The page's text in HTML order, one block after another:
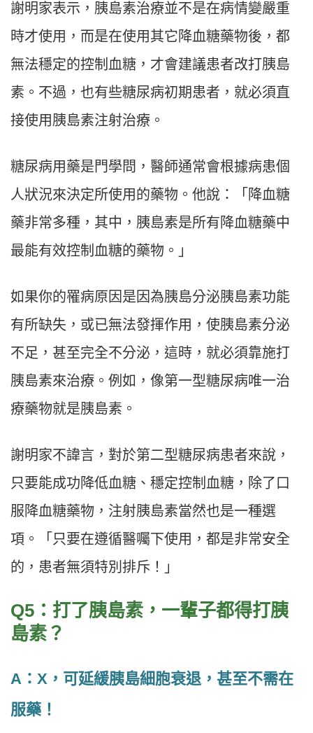
謝明家表示，胰島素治療並不是在病情變嚴重
時才使用，而是在使用其它降血糖藥物後，都
無法穩定的控制血糖，才會建議患者改打胰島
素。不過，也有些糖尿病初期患者，就必須直
接使用胰島素注射治療。
糖尿病用藥是門學問，醫師通常會根據病患個
人狀況來決定所使用的藥物。他說：「降血糖
藥非常多種，其中，胰島素是所有降血糖藥中
最能有效控制血糖的藥物。」
如果你的罹病原因是因為胰島分泌胰島素功能
有所缺失，或已無法發揮作用，使胰島素分泌
不足，甚至完全不分泌，這時，就必須靠施打
胰島素來治療。例如，像第一型糖尿病唯一治
療藥物就是胰島素。
謝明家不諱言，對於第二型糖尿病患者來說，
只要能成功降低血糖、穩定控制血糖，除了口
服降血糖藥物，注射胰島素當然也是一種選
項。「只要在遵循醫囑下使用，都是非常安全
的，患者無須特別排斥！」
Q5：打了胰島素，一輩子都得打胰
島素？
A：X，可延緩胰島細胞衰退，甚至不需在
服藥！